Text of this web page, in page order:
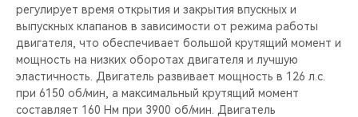
регулирует время открытия и закрытия впускных и
выпускных клапанов в зависимости от режима работы
двигателя, что обеспечивает большой крутящий момент и
мощность на низких оборотах двигателя и лучшую
эластичность. Двигатель развивает мощность в 126 л.с.
при 6150 об/мин, а максимальный крутящий момент
составляет 160 Нм при 3900 об/мин. Двигатель